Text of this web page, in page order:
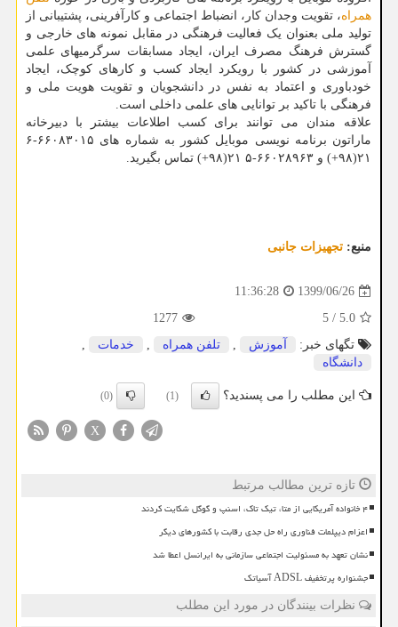
همراه، تقویت وجدان کار، انضباط اجتماعی و کارآفرینی، پشتیبانی از
تولید ملی بعنوان یک فعالیت فرهنگی در مقابل نمونه­ های خارجی و
گسترش فرهنگ مصرف ایران، ایجاد مسابقات سرگرمی­های علمی
آموزشی در کشور با رویکرد ایجاد کسب و کارهای کوچک، ایجاد
خودباوری و اعتماد به نفس در دانشجویان و تقویت هویت ملی و
فرهنگی با تاکید بر توانایی­ های علمی داخلی است.
علاقه مندان می توانند برای کسب اطلاعات بیشتر با دبیرخانه
ماراتون برنامه نویسی موبایل کشور به شماره های ۶۶۰۸۳۰۱۵-۶
۲۱(۹۸+) و ۶۶۰۲۸۹۶۳-۵ ۲۱(۹۸+) تماس بگیرید.
منبع: تجهیزات جانبی
1399/06/26
11:36:28
5.0
/
5
1277
تگهای خبر:
آموزش , تلفن همراه , خدمات
,
دانشگاه
این مطلب را می پسندید؟ (1)
(0)
X
تازه ترین مطالب مرتبط
۴ خانواده آمریکایی از متا، تیک تاک، اسنپ و گوگل شکایت کردند
اعزام دیپلمات فناوری راه حل جدی رقابت با کشورهای دیگر
نشان تعهد به مسئولیت اجتماعی سازمانی به ایرانسل اعطا شد
جشنواره پرتخفیف ADSL آسیاتک
نظرات بینندگان در مورد این مطلب